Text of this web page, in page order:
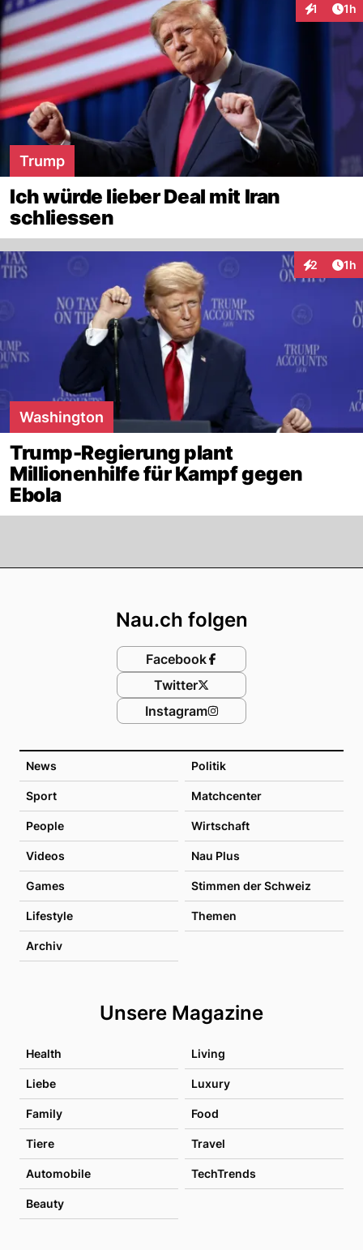
1 1h
Trump
Ich würde lieber Deal mit Iran
schliessen
2 1h
Washington
Trump-Regierung plant
Millionenhilfe für Kampf gegen
Ebola
News Politik
Sport Matchcenter
People Wirtschaft
Videos Nau Plus
Games Stimmen der Schweiz
Lifestyle Themen
Archiv
Unsere Magazine
Health Living
Liebe Luxury
Family Food
Tiere Travel
Automobile TechTrends
Beauty
Nau.ch folgen
Facebook
Twitter
Instagram